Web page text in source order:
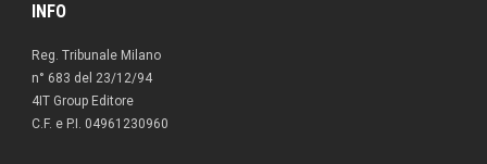
INFO
Reg. Tribunale Milano
n° 683 del 23/12/94
4IT Group Editore
C.F. e P.I. 04961230960